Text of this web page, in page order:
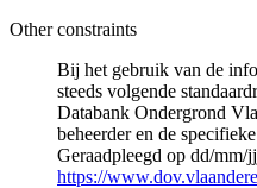
Other constraints
Bij het gebruik van de
steeds volgende
Databank Ondergrond
beheerder en de
Geraadpleegd op dd/mm/
https://